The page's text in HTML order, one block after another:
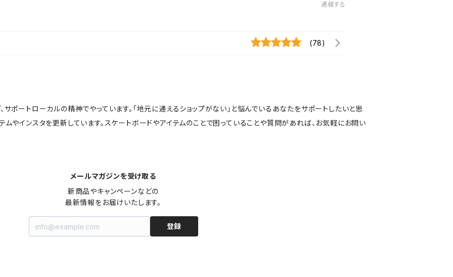
通報する
(78)
サポートローカルの精神でやっています。「地元に通えるショップがない」と悩んでいるあなたをサポートしたいと思
ムやインスタを更新しています。スケートボードやアイテムのことで困っていることや質問があれば、お気軽にお問い
メールマガジンを受け取る
新商品やキャンペーンなどの
最新情報をお届けいたします。
登録